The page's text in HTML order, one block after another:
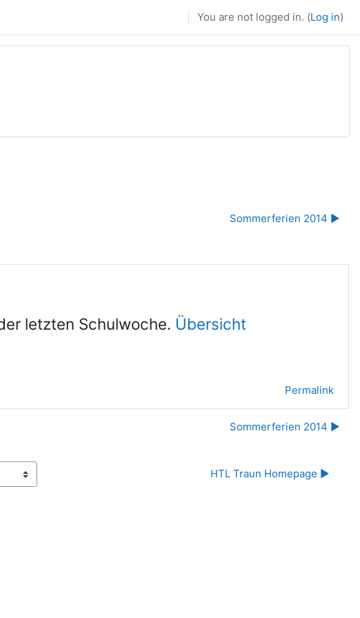
You are not logged in. (Log in)
Sommerferien 2014 ▶︎
letzten Schulwoche. Übersicht
Permalink
Sommerferien 2014 ▶︎
HTL Traun Homepage ▶︎